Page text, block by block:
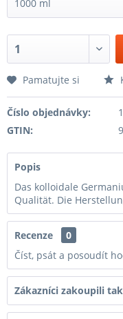
Pamatujte si
Číslo objednávky:
GTIN:
Popis
Das kolloidale
Qualität. Die
Recenze
0
Číst, psát a posoudít
Zákazníci zakoupili